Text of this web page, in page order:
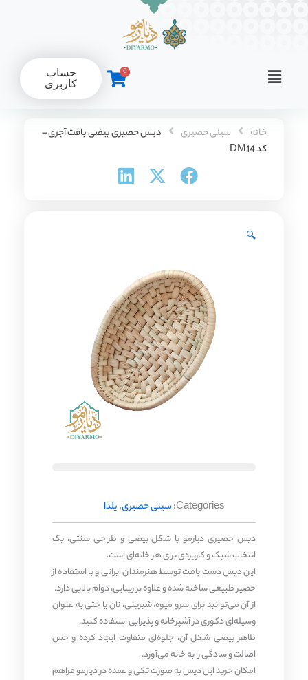
Flyout
0
حساب
کاربری
خانه سینی حصیری
دیس حصیری بیضی بافت آجری –
کد DM14
🔍
Categories: سینی حصیری,یلدا
دیس حصیری دیارمو با شکل بیضی و طراحی سنتی، یک
انتخاب شیک و کاربردی برای هر خانه‌ای است.
این دیس دست‌ بافت توسط هنرمندان ایرانی و با استفاده از
حصیر طبیعی ساخته شده و علاوه بر زیبایی، دوام بالایی دارد.
از آن می‌توانید برای سرو میوه، شیرینی، نان یا حتی به عنوان
وسیله‌ای دکوری در آشپزخانه و پذیرایی استفاده کنید.
ظاهر بیضی شکل آن، جلوه‌ای متفاوت ایجاد کرده و حس
اصالت و سادگی را به خانه می‌آورد.
امکان خرید این دیس به صورت تکی و عمده در دیارمو فراهم